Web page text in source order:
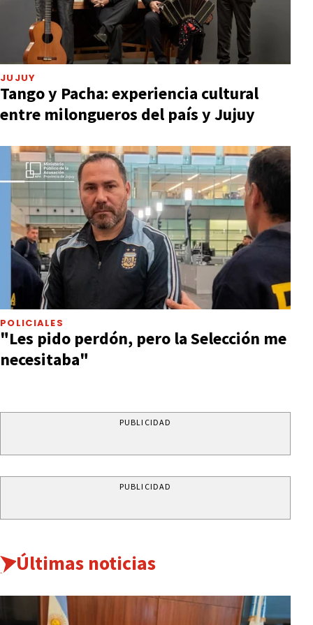
JUJUY
Tango y Pacha: experiencia cultural
entre milongueros del país y Jujuy
POLICIALES
"Les pido perdón, pero la Selección me
necesitaba"
PUBLICIDAD
PUBLICIDAD
Últimas noticias